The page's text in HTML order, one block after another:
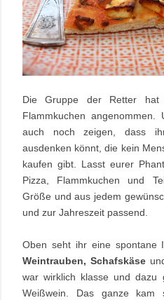
Die Gruppe der Retter
Flammkuchen
auch noch zeigen, dass
ausdenken könnt, die kein
kaufen gibt. Lasst eurer
Pizza, Flammkuchen und
Größe und aus jedem
und zur Jahreszeit passend.
Oben seht ihr eine spontane
Weintrauben, Schafskäse
war wirklich klasse und dazu
Weißwein. Das ganze